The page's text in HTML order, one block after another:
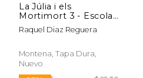
La Júlia i els
Mortimort 3 - Escola
D'encanteris: Compte
amb Aquest Llibre,
Riure! (en Catalán)
Raquel Diaz Reguera
Montena, Tapa Dura,
Nuevo